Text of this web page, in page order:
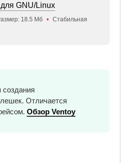
GNU/Linux
18.5 Мб • Стабильная
Отличается
Обзор Ventoy